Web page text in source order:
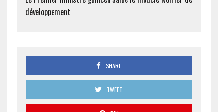
développement
SHARE
TWEET